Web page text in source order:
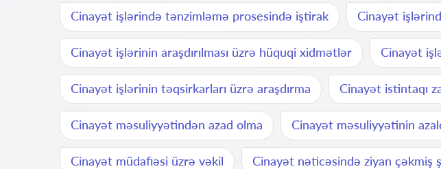
Cinayət işlərində tənzimləmə prosesində iştirak Cinayət
Cinayət işlərinin araşdırılması üzrə hüquqi xidmətlər Cinayət
Cinayət işlərinin təqsirkarları üzrə araşdırma Cinayət istintaqı
Cinayət məsuliyyətindən azad olma Cinayət məsuliyyətinin
Cinayət müdafiəsi üzrə vəkil Cinayət nəticəsində ziyan çəkmiş